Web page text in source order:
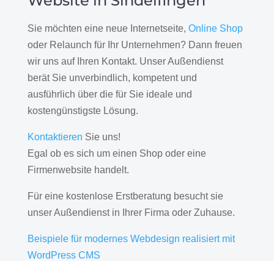
Sie möchten eine neue Internetseite, Online Shop
oder Relaunch für Ihr Unternehmen? Dann freuen
wir uns auf Ihren Kontakt. Unser Außendienst
berät Sie unverbindlich, kompetent und
ausführlich über die für Sie ideale und
kostengünstigste Lösung.
Kontaktieren Sie uns!
Egal ob es sich um einen Shop oder eine
Firmenwebsite handelt.
Für eine kostenlose Erstberatung besucht sie
unser Außendienst in Ihrer Firma oder Zuhause.
Beispiele für modernes Webdesign realisiert mit
WordPress CMS